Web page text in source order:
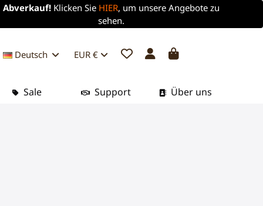
Abverkauf!Klicken Sie HIER, um unsere Angebote zu
sehen.
EUR €
Deutsch
Sale Über uns
Support